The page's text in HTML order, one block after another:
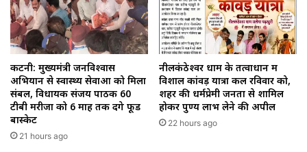
कटनी: मुख्यमंत्री जनविश्वास
अभियान से स्वास्थ्य सेवाओं को मिला
संबल, विधायक संजय पाठक 60
टीबी मरीजों को 6 माह तक देंगे फूड
बास्केट
21 hours ago
नीलकंठेश्वर धाम के तत्वाधान में
विशाल कांवड़ यात्रा कल रविवार को,
शहर की धर्मप्रेमी जनता से शामिल
होकर पुण्य लाभ लेने की अपील
22 hours ago